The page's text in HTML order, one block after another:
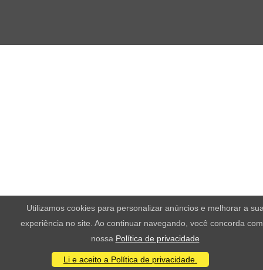
Utilizamos cookies para personalizar anúncios e melhorar a
experiência no site. Ao continuar navegando, você concorda
nossa Política de privacidade
Li e aceito a Política de privacidade.